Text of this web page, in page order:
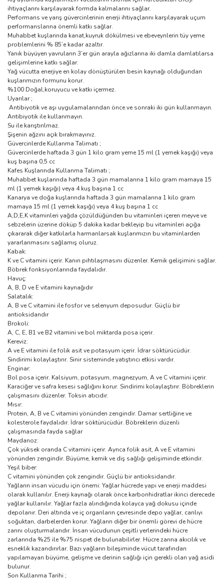
ihtiyaçlarını karşılayarak formda kalmalarını sağlar.
Performans ve yarış güvercinlerinin enerji ihtiyaçlarını karşılayarak uçum
performanslarına önemli katkı sağlar.
Muhabbet kuşlarında kanat,kuyruk dökülmesi ve ebeveynlerin tüy yeme
problemlerini % 85’e kadar azaltır.
Yanık büyüyen yavruların 3’er gün arayla ağızlarına iki damla damlatılarsa
gelişimlerine katkı sağlar.
Yağ vücutta enerjiye en kolay dönüştürülen besin kaynağı olduğundan
kuşlarımızın formunu korur.
%100 Doğal,koruyucu ve katkı içermez.
Uyarılar ;
Antibiyotik ve aşı uygulamalarından önce ve sonraki iki gün kullanmayın.
Antibiyotik ile kullanmayın.
Su ile karıştırılmaz.
Şişenin ağzını açık bırakmayınız.
Güvercinlerde Kullanma Talimatı ;
Güvercinlerde haftada 3 gün 1 kilo gram yeme 15 ml (1 yemek kaşığı) veya
kuş başına 0,5 cc
Kafes Kuşlarında Kullanma Talimatı ;
Muhabbet kuşlarında haftada 3 gün mamalarına 1 kilo gram mamaya 15
ml (1 yemek kaşığı) veya 4 kuş başına 1 cc
Kanarya ve doğa kuşlarında haftada 3 gün mamalarına 1 kilo gram
mamaya 15 ml (1 yemek kaşığı) veya 4 kuş başına 1 cc
A,D,E,K vitaminleri yağda çözüldüğünden bu vitaminleri içeren meyve ve
sebzelerin üzerine döküp 5 dakika kadar bekleyip bu vitaminleri açığa
çıkararak diğer katkılarla harmanlarsak kuşlarımızın bu vitaminlarden
yararlanmasını sağlamış oluruz.
Kabak:
K ve C vitamini içerir. Kanın pıhtılaşmasını düzenler. Kemik gelişimini sağlar.
Böbrek fonksiyonlarında faydalıdır.
Havuç:
A, B, D ve E vitamini kaynağıdır
Salatalık:
A, B ve C vitamini ile fosfor ve selenyum deposudur. Güçlü bir
antioksidandır
Brokoli:
A, C, E, B1 ve B2 vitamini ve bol miktarda posa içerir.
Kereviz:
A ve E vitamini ile folik asit ve potasyum içerir. İdrar söktürücüdür.
Sindirimi kolaylaştırır. Sinir sisteminde yatıştırıcı etkisi vardır.
Enginar:
Bol posa içerir. Kalsiyum, potasyum, magnezyum, A ve C vitamini içerir.
Karaciğer ve safra kesesi sağlığını korur. Sindirimi kolaylaştırır. Böbreklerin
çalışmasını düzenler. Toksin atıcıdır.
Mısır:
Protein, A, B ve C vitamini yönünden zengindir. Damar sertliğine ve
kolesterole faydalıdır. İdrar söktürücüdür. Böbreklerin düzenli
çalışmasında fayda sağlar
Maydanoz:
Çok yüksek oranda C vitamini içerir. Ayrıca folik asit, A ve E vitamini
yönünden zengindir. Büyüme, kemik ve diş sağlığı gelişiminde etkindir.
Yeşil biber:
C vitamini yönünden çok zengindir. Güçlü bir antioksidandır.
Yağların insan vücudu için önemi: Yağlar hücrede yapı ve enerji maddesi
olarak kullanılır. Enerji kaynağı olarak önce karbonhidratlar ikinci derecede
yağlar kullanılır. Yağlar fazla alındığında kolayca yağ dokusu içinde
depolanır. Deri altında ve iç organların çevresinde depo yağlar, canlıyı
soğuktan, darbelerden korur. Yağların diğer bir önemli görevi de hücre
zarını oluşturmalarıdır. İnsan vücudunun çeşitli yerlerindeki hücre
zarlarında %25 ile %75 nispet de bulunabilirler. Hücre zarına akıcılık ve
esneklik kazandırırlar. Bazı yağların bileşiminde vücut tarafından
yapılamayan büyüme, gelişme ve derinin sağlığı için gerekli olan yağ asidi
bulunur.
Son Kullanma Tarihi ;